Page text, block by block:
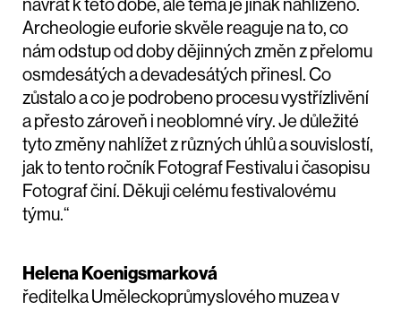
návrat k této době, ale téma je jinak nahlíženo.
Archeologie euforie skvěle reaguje na to, co
nám odstup od doby dějinných změn z přelomu
osmdesátých a devadesátých přinesl. Co
zůstalo a co je podrobeno procesu vystřízlivění
a přesto zároveň i neoblomné víry. Je důležité
tyto změny nahlížet z různých úhlů a souvislostí,
jak to tento ročník Fotograf Festivalu i časopisu
Fotograf činí. Děkuji celému festivalovému
týmu.“
Helena Koenigsmarková
ředitelka Uměleckoprůmyslového muzea v